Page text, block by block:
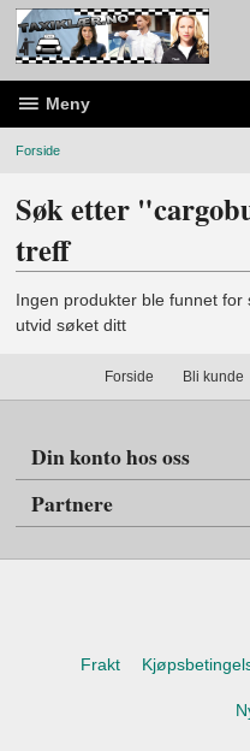
Gå
innholdet
Meny
Forside
Søk etter
treff
Ingen produkter ble funnet
utvid søket ditt
Forside Bli kunde
Din konto hos oss
Partnere
Frakt